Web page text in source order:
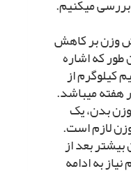
بررسى مى‏کنیم.
وزن بر کاهش
که اشاره
کیلوگرم از
مى‏باشد.
وزن بدن، یک
حفظ وزن لازم است.
بعد از
نیاز به ادامه